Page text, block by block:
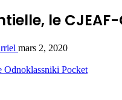
le
mars 2, 2020
Odnoklassniki Pocket